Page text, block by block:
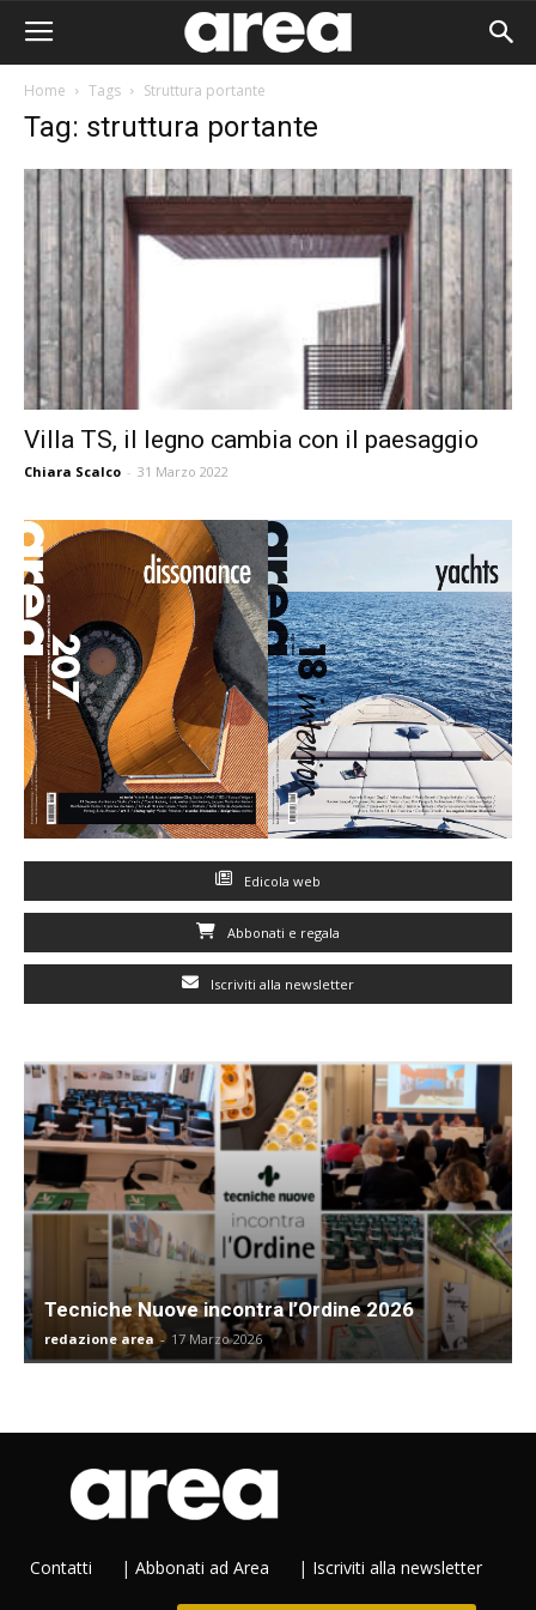
Home Tags Struttura portante
Tag: struttura portante
Villa TS, il legno cambia con il paesaggio
Chiara Scalco - 31 Marzo 2022
Edicola web
Abbonati e regala
Iscriviti alla newsletter
Tecniche Nuove incontra l’Ordine 2026
redazione area - 17 Marzo 2026
Contatti | Abbonati ad Area | Iscriviti alla newsletter